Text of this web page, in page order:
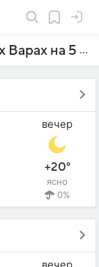
Прогноз погоды в Карловых Варах на 5 дней
вечер
+20°
ясно
0%